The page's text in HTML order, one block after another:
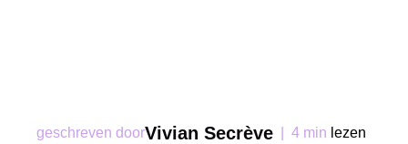
geschreven doorVivian Secrève 4 min lezen